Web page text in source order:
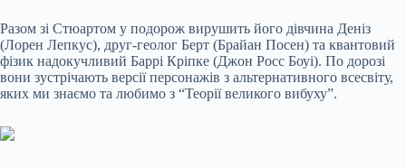
Разом зі Стюартом у подорож вирушить його дівчина Деніз
(Лорен Лепкус), друг-геолог Берт (Брайан Посен) та квантовий
фізик надокучливий Баррі Кріпке (Джон Росс Боуі). По дорозі
вони зустрічають версії персонажів з альтернативного всесвіту,
яких ми знаємо та любимо з “Теорії великого вибуху”.